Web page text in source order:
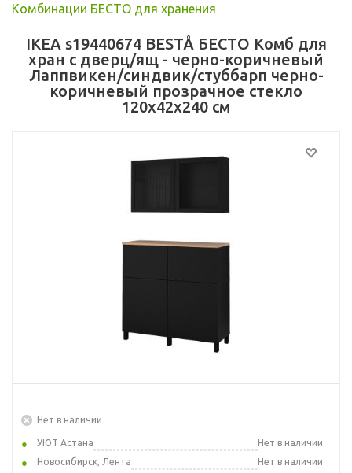
Комбинации БЕСТО для хранения
IKEA s19440674 BESTÅ БЕСТО Комб для
хран с дверц/ящ - черно-коричневый
Лаппвикен/синдвик/стуббарп черно-
коричневый прозрачное стекло
120x42x240 см
Нет в наличии
УЮТ Астана
Нет в наличии
Новосибирск, Лента
Нет в наличии